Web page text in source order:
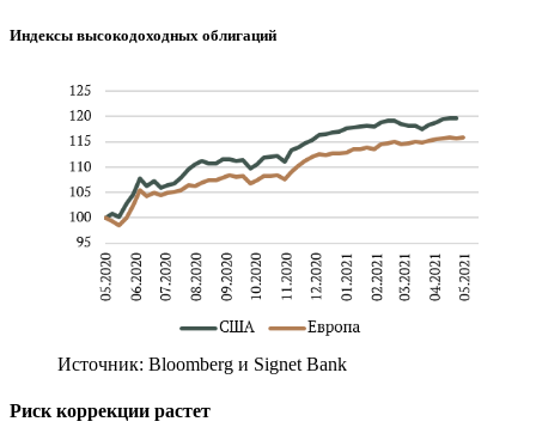
Индексы высокодоходных облигаций
Источник: Bloomberg и Signet Bank
Риск коррекции растет